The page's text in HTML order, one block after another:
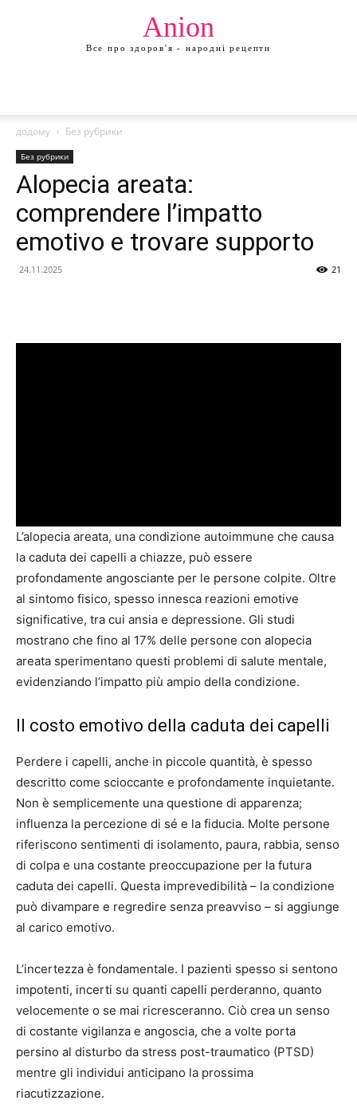
Anion
Все про здоров'я - народні рецепти
додому Без рубрики
Без рубрики
Alopecia areata:
comprendere l’impatto
emotivo e trovare supporto
24.11.2025 21
L’alopecia areata, una condizione autoimmune che causa
la caduta dei capelli a chiazze, può essere
profondamente angosciante per le persone colpite. Oltre
al sintomo fisico, spesso innesca reazioni emotive
significative, tra cui ansia e depressione. Gli studi
mostrano che fino al 17% delle persone con alopecia
areata sperimentano questi problemi di salute mentale,
evidenziando l’impatto più ampio della condizione.
Il costo emotivo della caduta dei capelli
Perdere i capelli, anche in piccole quantità, è spesso
descritto come scioccante e profondamente inquietante.
Non è semplicemente una questione di apparenza;
influenza la percezione di sé e la fiducia. Molte persone
riferiscono sentimenti di isolamento, paura, rabbia, senso
di colpa e una costante preoccupazione per la futura
caduta dei capelli. Questa imprevedibilità – la condizione
può divampare e regredire senza preavviso – si aggiunge
al carico emotivo.
L’incertezza è fondamentale. I pazienti spesso si sentono
impotenti, incerti su quanti capelli perderanno, quanto
velocemente o se mai ricresceranno. Ciò crea un senso
di costante vigilanza e angoscia, che a volte porta
persino al disturbo da stress post-traumatico (PTSD)
mentre gli individui anticipano la prossima
riacutizzazione.